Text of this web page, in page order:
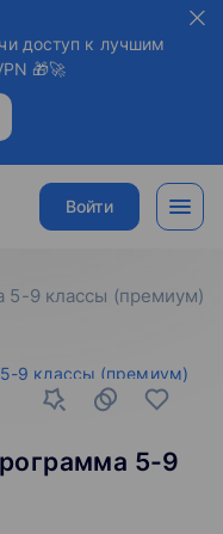
доступ к лучшим
🎁🚀
Войти
5-9 классы (премиум)
5-9